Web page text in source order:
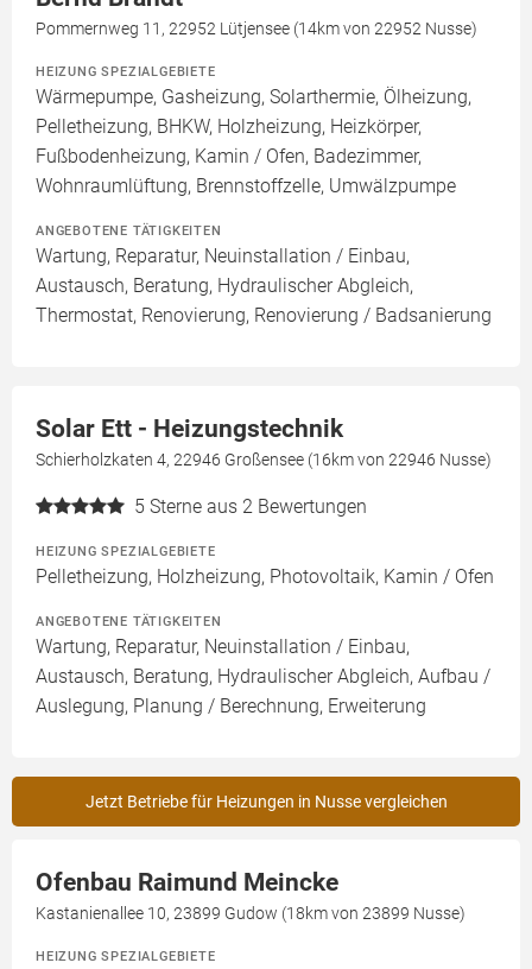
Pommernweg 11, 22952 Lütjensee (14km von 22952 Nusse)
HEIZUNG SPEZIALGEBIETE
Wärmepumpe, Gasheizung, Solarthermie, Ölheizung,
Pelletheizung, BHKW, Holzheizung, Heizkörper,
Fußbodenheizung, Kamin / Ofen, Badezimmer,
Wohnraumlüftung, Brennstoffzelle, Umwälzpumpe
ANGEBOTENE TÄTIGKEITEN
Wartung, Reparatur, Neuinstallation / Einbau,
Austausch, Beratung, Hydraulischer Abgleich,
Thermostat, Renovierung, Renovierung / Badsanierung
Solar Ett - Heizungstechnik
Schierholzkaten 4, 22946 Großensee (16km von 22946 Nusse)
5 Sterne aus 2 Bewertungen
HEIZUNG SPEZIALGEBIETE
Pelletheizung, Holzheizung, Photovoltaik, Kamin / Ofen
ANGEBOTENE TÄTIGKEITEN
Wartung, Reparatur, Neuinstallation / Einbau,
Austausch, Beratung, Hydraulischer Abgleich, Aufbau /
Auslegung, Planung / Berechnung, Erweiterung
Jetzt Betriebe für Heizungen in Nusse vergleichen
Ofenbau Raimund Meincke
Kastanienallee 10, 23899 Gudow (18km von 23899 Nusse)
HEIZUNG SPEZIALGEBIETE